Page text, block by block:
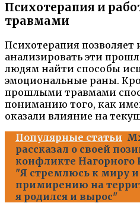
Психотерапия и
травмами
Психотерапия позволяет
анализировать эти
людям найти способы
эмоциональные раны.
прошлыми травмами
пониманию того, как
оказали влияние на
Популярные статьи
рассказал о своей
конфликте Нагорного
"Я стремлюсь к миру и
примирению на
я родился и вырос"